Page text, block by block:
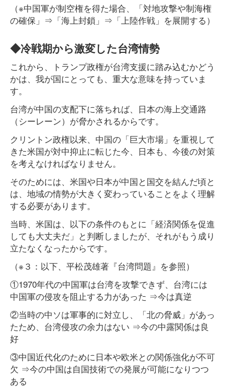
（※中国軍が制空権を得た場合、「対地攻撃や制海権
の確保」⇒「海上封鎖」⇒「上陸作戦」を展開する）
◆冷戦期から激変した台湾情勢
これから、トランプ政権が台湾支援に踏み込むかどう
かは、我が国にとっても、重大な意味を持っていま
す。
台湾が中国の支配下に落ちれば、日本の海上交通路
（シーレーン）が脅かされるからです。
クリントン政権以来、中国の「巨大市場」を重視して
きた米国が対中抑止に転じた今、日本も、今後の対策
を考えなければなりません。
そのためには、米国や日本が中国と国交を結んだ頃と
は、地域の情勢が大きく変わっていることをよく理解
する必要があります。
当時、米国は、以下の条件のもとに「経済関係を促進
しても大丈夫だ」と判断しましたが、それがもう成り
立たなくなったからです。
（※３：以下、平松茂雄著『台湾問題』を参照）
①1970年代の中国軍は台湾を攻撃できず、台湾には
中国軍の侵攻を阻止する力があった ⇒今は真逆
②当時の中ソは軍事的に対立し、「北の脅威」があっ
たため、台湾侵攻の余力はない ⇒今の中露関係は良
好
③中国近代化のために日本や欧米との関係強化が不可
欠 ⇒今の中国は自国技術での発展が可能になりつつ
ある